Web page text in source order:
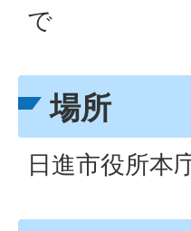
で
場所
日進市役所本